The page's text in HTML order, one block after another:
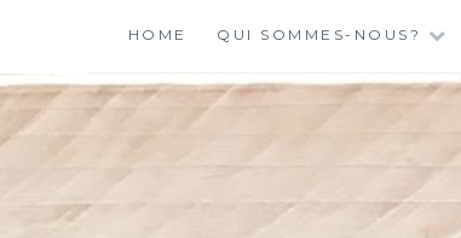
content
HOME QUI SOMMES-NOUS?